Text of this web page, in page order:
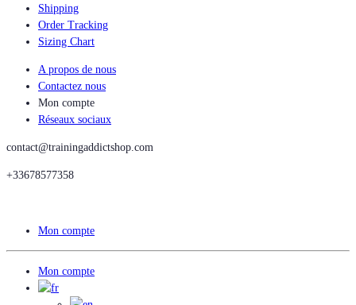
Shipping
Order Tracking
Sizing Chart
A propos de nous
Contactez nous
Mon compte
Réseaux sociaux
contact@trainingaddictshop.com
+33678577358
Mon compte
Mon compte